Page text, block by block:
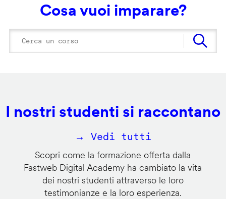
Cosa vuoi imparare?
I nostri studenti si raccontano
→ Vedi tutti
Scopri come la formazione offerta dalla
Fastweb Digital Academy ha cambiato la vita
dei nostri studenti attraverso le loro
testimonianze e la loro esperienza.